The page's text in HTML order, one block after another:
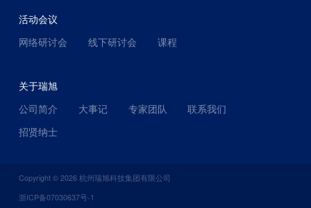
活动会议
网络研讨会
线下研讨会 课程
关于瑞旭
公司简介
大事记 专家团队
联系我们
招贤纳士
Copyright © 2026杭州瑞旭科技集团有限公司
浙ICP备07030637号-1